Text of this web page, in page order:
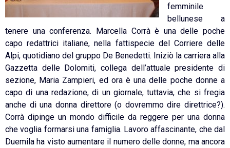
femminile
bellunese a
tenere una conferenza. Marcella Corrà è una delle poche
capo redattrici italiane, nella fattispecie del Corriere delle
Alpi, quotidiano del gruppo De Benedetti. Iniziò la carriera alla
Gazzetta delle Dolomiti, collega dell’attuale presidente di
sezione, Maria Zampieri, ed ora è una delle poche donne a
capo di una redazione, di un giornale, tuttavia, che si fregia
anche di una donna direttore (o dovremmo dire direttrice?).
Corrà dipinge un mondo difficile da reggere per una donna
che voglia formarsi una famiglia. Lavoro affascinante, che dal
Duemila ha visto aumentare il numero delle donne, ma ancora